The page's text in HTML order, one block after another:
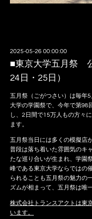
2025-05-26 00:00:00
■東京大学五月祭
24日・25日）
五月祭（ごがつさい）は毎年
大学の学園祭で、今年で第98
し、2日間で15万人もの方々
ます。
五月祭当日には多くの模擬店
普段は落ち着いた雰囲気のキ
たな巡り合いが生まれ、学園
峰である東京大学ならではの
られることも五月祭の魅力の
ズムが相まって、五月祭は唯
株式会社トランスアクトは東
います。